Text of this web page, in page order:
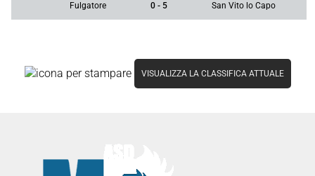
Fulgatore 0 - 5 San Vito lo Capo
VISUALIZZA LA CLASSIFICA ATTUALE